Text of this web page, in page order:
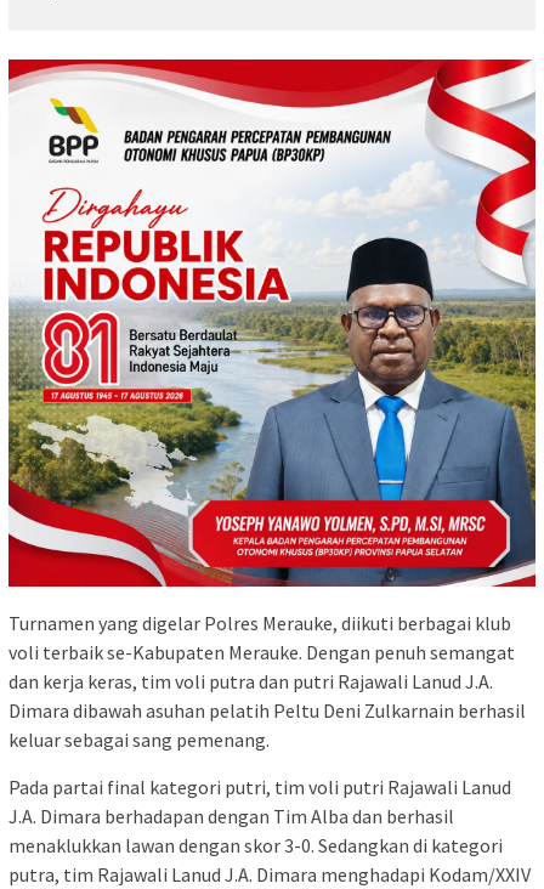
Turnamen yang digelar Polres Merauke, diikuti berbagai klub
voli terbaik se-Kabupaten Merauke. Dengan penuh semangat
dan kerja keras, tim voli putra dan putri Rajawali Lanud J.A.
Dimara dibawah asuhan pelatih Peltu Deni Zulkarnain berhasil
keluar sebagai sang pemenang.
Pada partai final kategori putri, tim voli putri Rajawali Lanud
J.A. Dimara berhadapan dengan Tim Alba dan berhasil
menaklukkan lawan dengan skor 3-0. Sedangkan di kategori
putra, tim Rajawali Lanud J.A. Dimara menghadapi Kodam/XXIV